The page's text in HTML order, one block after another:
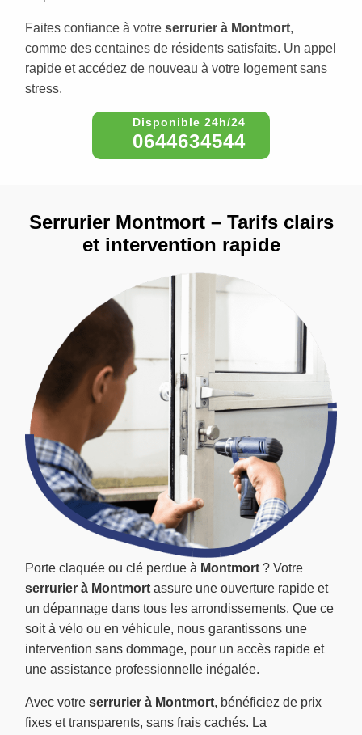
Faites confiance à votre serrurier à Montmort,
comme des centaines de résidents satisfaits. Un appel
rapide et accédez de nouveau à votre logement sans
stress.
0644634544
Porte claquée ou clé perdue à Montmort ? Votre
serrurier à Montmort assure une ouverture rapide et
un dépannage dans tous les arrondissements. Que ce
soit à vélo ou en véhicule, nous garantissons une
intervention sans dommage, pour un accès rapide et
une assistance professionnelle inégalée.
Avec votre serrurier à Montmort, bénéficiez de prix
fixes et transparents, sans frais cachés. La
Serrurier Montmort – Tarifs clairs
et intervention rapide